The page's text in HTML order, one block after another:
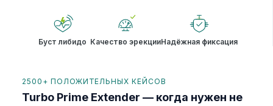
Буст либидо Качество эрекцииНадёжная фиксация
2500+ ПОЛОЖИТЕЛЬНЫХ КЕЙСОВ
Turbo Prime Extender — когда нужен не